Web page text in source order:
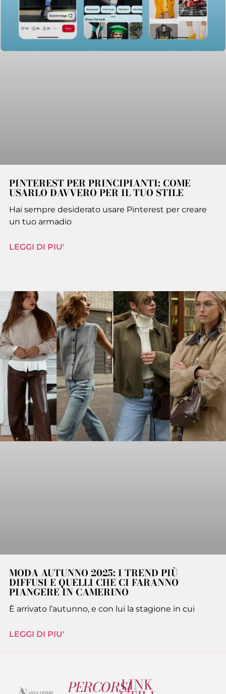
PINTEREST PER PRINCIPIANTI: COME
USARLO DAVVERO PER IL TUO STILE
Hai sempre desiderato usare Pinterest per creare
un tuo armadio
LEGGI DI PIU'
MODA AUTUNNO 2025: I TREND PIÙ
DIFFUSI E QUELLI CHE CI FARANNO
PIANGERE IN CAMERINO
È arrivato l’autunno, e con lui la stagione in cui
LEGGI DI PIU'
PERCORSILINK